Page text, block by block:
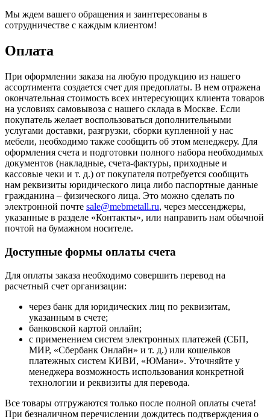
Мы ждем вашего обращения и заинтересованы в
сотрудничестве с каждым клиентом!
Оплата
При оформлении заказа на любую продукцию из нашего
ассортимента создается счет для предоплаты. В нем отражена
окончательная стоимость всех интересующих клиента товаров
на условиях самовывоза с нашего склада в Москве. Если
покупатель желает воспользоваться дополнительными
услугами доставки, разгрузки, сборки купленной у нас
мебели, необходимо также сообщить об этом менеджеру. Для
оформления счета и подготовки полного набора необходимых
документов (накладные, счета-фактуры, приходные и
кассовые чеки и т. д.) от покупателя потребуется сообщить
нам реквизиты юридического лица либо паспортные данные
гражданина – физического лица. Это можно сделать по
электронной почте sale@mebmetall.ru, через мессенджеры,
указанные в разделе «Контакты», или направить нам обычной
почтой на бумажном носителе.
Доступные формы оплаты счета
Для оплаты заказа необходимо совершить перевод на
расчетный счет организации:
через банк для юридических лиц по реквизитам,
указанным в счете;
банковской картой онлайн;
с применением систем электронных платежей (СБП,
МИР, «Сбербанк Онлайн» и т. д.) или кошельков
платежных систем КИВИ, «ЮМани». Уточняйте у
менеджера возможность использования конкретной
технологии и реквизиты для перевода.
Все товары отгружаются только после полной оплаты счета!
При безналичном перечислении дождитесь подтверждения о